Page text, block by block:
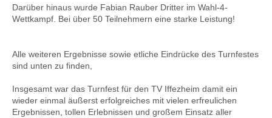
Darüber hinaus wurde Fabian Rauber Dritter im Wahl-4-
Wettkampf. Bei über 50 Teilnehmern eine starke Leistung!
Alle weiteren Ergebnisse sowie etliche Eindrücke des Turnfestes
sind unten zu finden,
Insgesamt war das Turnfest für den TV Iffezheim damit ein
wieder einmal äußerst erfolgreiches mit vielen erfreulichen
Ergebnissen, tollen Erlebnissen und großem Einsatz aller